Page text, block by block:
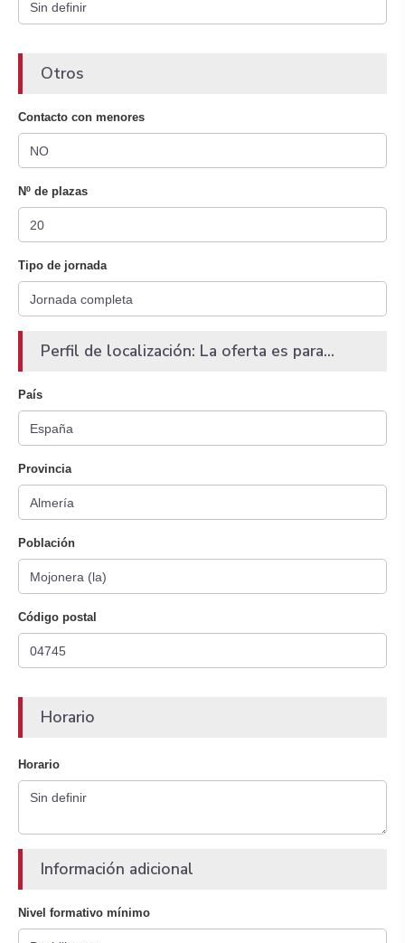
Otros
Contacto con menores
Nº de plazas
Tipo de jornada
Perfil de localización: La oferta es para...
País
Provincia
Población
Código postal
Horario
Horario
Información adicional
Nivel formativo mínimo